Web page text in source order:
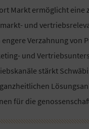
Markt ermöglicht eine
und
engere Verzahnung von
und
stärkt
für die